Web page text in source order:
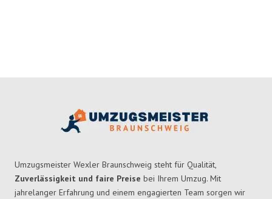
Umzugsmeister Wexler Braunschweig steht für Qualität,
Zuverlässigkeit und faire Preise bei Ihrem Umzug. Mit
jahrelanger Erfahrung und einem engagierten Team sorgen wir